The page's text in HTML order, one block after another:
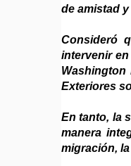
de amistad
Consideró
intervenir
Exteriores
En tanto, la
manera
migración,